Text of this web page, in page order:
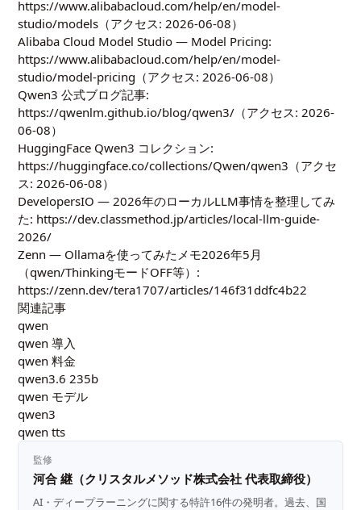
https://www.alibabacloud.com/help/en/model-
studio/models （アクセス: 2026-06-08）
Alibaba Cloud Model Studio — Model Pricing:
https://www.alibabacloud.com/help/en/model-
studio/model-pricing （アクセス: 2026-06-08）
Qwen3 公式ブログ記事:
https://qwenlm.github.io/blog/qwen3/ （アクセス: 2026-
06-08）
HuggingFace Qwen3 コレクション:
https://huggingface.co/collections/Qwen/qwen3 （アクセ
ス: 2026-06-08）
DevelopersIO — 2026年のローカルLLM事情を整理してみ
た: https://dev.classmethod.jp/articles/local-llm-guide-
2026/
Zenn — Ollamaを使ってみたメモ2026年5月
（qwen/ThinkingモードOFF等）:
https://zenn.dev/tera1707/articles/146f31ddfc4b22
関連記事
qwen
qwen 導入
qwen 料金
qwen3.6 235b
qwen モデル
qwen3
qwen tts
監修
河合 継（クリスタルメソッド株式会社 代表取締役）
AI・ディープラーニングに関する特許16件の発明者。過去、国